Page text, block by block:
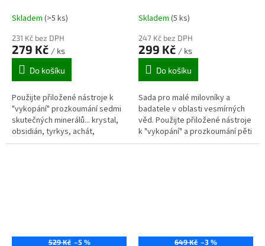
Skladem (>5 ks)
231 Kč bez DPH
279 Kč / ks
Do košíku
Použijte přiložené nástroje k
"vykopání" prozkoumání sedmi
skutečných minerálů... krystal,
obsidián, tyrkys, achát,
ametyst, citrín, lapis lazuli.
Skladem (5 ks)
247 Kč bez DPH
299 Kč / ks
Do košíku
Sada pro malé milovníky a
badatele v oblasti vesmírných
věd. Použijte přiložené nástroje
k "vykopání" a prozkoumání pěti
vesmírných kamenů a dvou
529 Kč –5 % 649 Kč –3 %